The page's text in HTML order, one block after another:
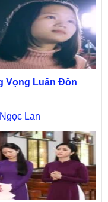
Vọng Luân Đôn
Lan